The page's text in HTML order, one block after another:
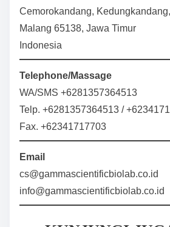
Cemorokandang, Kedungkandang,
Malang 65138, Jawa Timur
Indonesia
Telephone/Massage
WA/SMS +6281357364513
Telp. +6281357364513 /
Fax. +62341717703
Email
cs@gammascientificbiolab.co.id
info@gammascientificbiolab.co.id